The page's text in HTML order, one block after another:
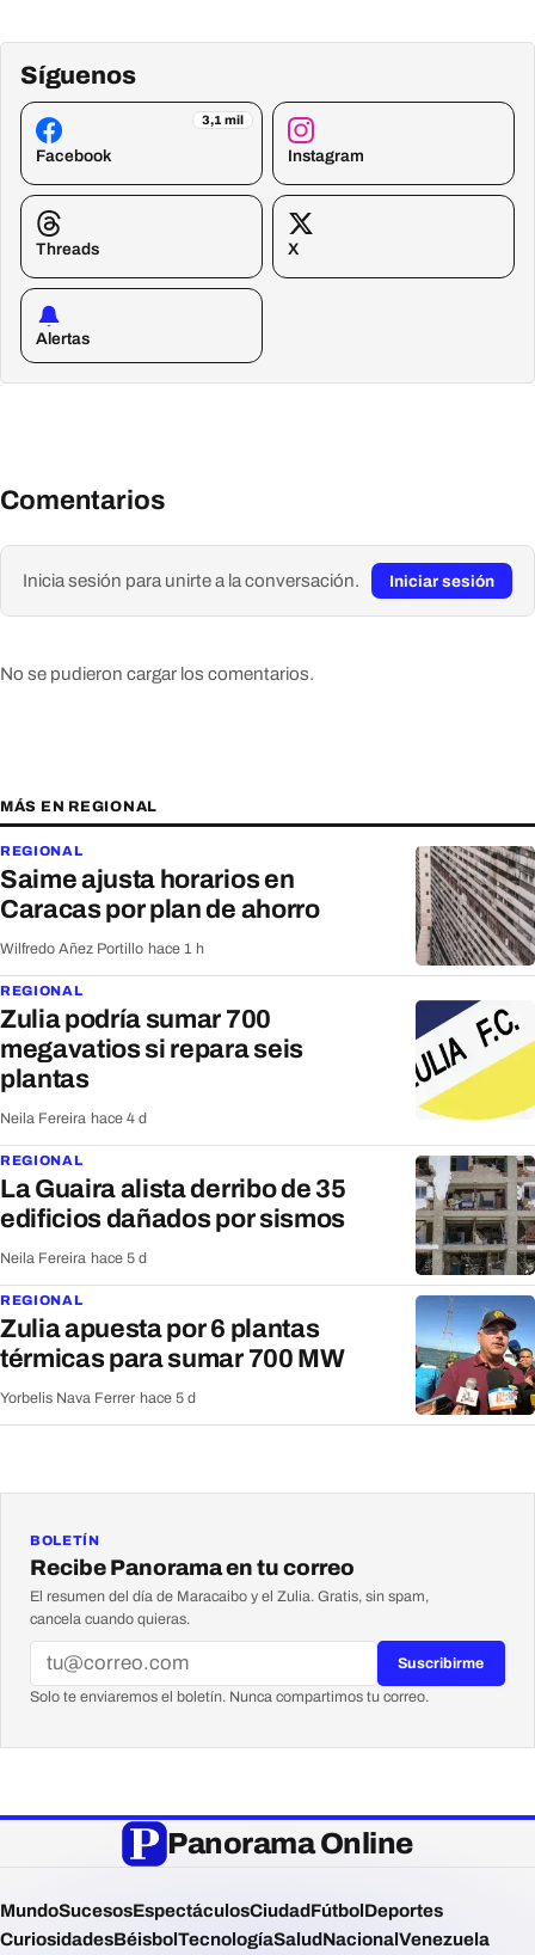
Síguenos
3,1 mil
Facebook Instagram
Threads X
Alertas
Comentarios
Inicia sesión para unirte a la conversación. Iniciar sesión
No se pudieron cargar los comentarios.
MÁS EN REGIONAL
REGIONAL
Saime ajusta horarios en
Caracas por plan de ahorro
Wilfredo Añez Portillo hace 1 h
REGIONAL
Zulia podría sumar 700
megavatios si repara seis
plantas
Neila Fereira hace 4 d
REGIONAL
La Guaira alista derribo de 35
edificios dañados por sismos
Neila Fereira hace 5 d
REGIONAL
Zulia apuesta por 6 plantas
térmicas para sumar 700 MW
Yorbelis Nava Ferrer hace 5 d
BOLETÍN
Recibe Panorama en tu correo
El resumen del día de Maracaibo y el Zulia. Gratis, sin spam,
cancela cuando quieras.
Suscribirme
Solo te enviaremos el boletín. Nunca compartimos tu correo.
Panorama Online
MundoSucesosEspectáculosCiudadFútbol Deportes
CuriosidadesBéisbol TecnologíaSaludNacional Venezuela